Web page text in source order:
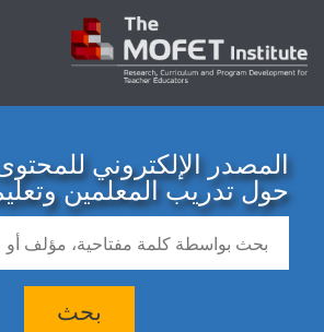
المصدر الإلكتروني
حول تدريب المعلمين
بحث